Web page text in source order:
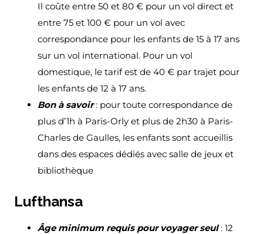
Il coûte entre 50 et 80 € pour un vol direct et
entre 75 et 100 € pour un vol avec
correspondance pour les enfants de 15 à 17 ans
sur un vol international. Pour un vol
domestique, le tarif est de 40 € par trajet pour
les enfants de 12 à 17 ans.
Bon à savoir: pour toute correspondance de
plus d’1h à Paris-Orly et plus de 2h30 à Paris-
Charles de Gaulles, les enfants sont accueillis
dans des espaces dédiés avec salle de jeux et
bibliothèque
Lufthansa
Âge minimum requis pour voyager seul: 12